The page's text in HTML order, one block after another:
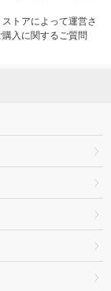
トアによって運営さ
入に関するご質問